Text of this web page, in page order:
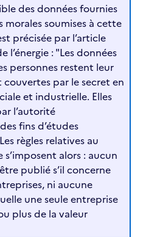
des données fournies
morales soumises à cette
précisée par l’article
l’énergie : "Les données
personnes restent leur
par le secret en
et industrielle. Elles
l’autorité
fins d’études
règles relatives au
alors : aucun
publié s’il concerne
ni aucune
une seule entreprise
plus de la valeur